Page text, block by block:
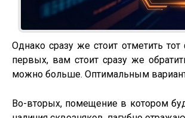
Однако сразу же стоит отметить
первых, вам стоит сразу же
можно больше. Оптимальным
Во-вторых, помещение в котором